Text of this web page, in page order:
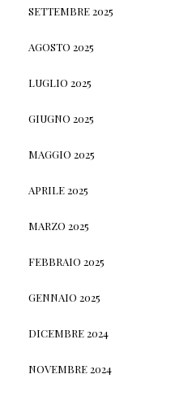
SETTEMBRE 2025
AGOSTO 2025
LUGLIO 2025
GIUGNO 2025
MAGGIO 2025
APRILE 2025
MARZO 2025
FEBBRAIO 2025
GENNAIO 2025
DICEMBRE 2024
NOVEMBRE 2024